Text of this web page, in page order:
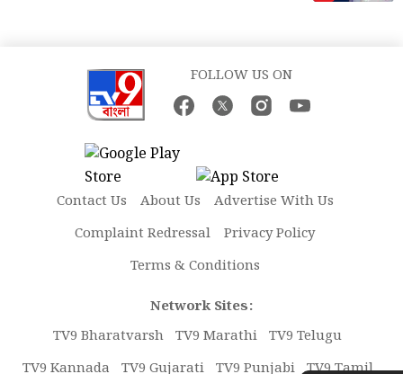
FOLLOW US ON
Contact Us About Us
Advertise With Us
Complaint Redressal
Privacy Policy
Terms & Conditions
Network Sites:
TV9 Bharatvarsh TV9 Marathi TV9 Telugu
TV9 Kannada TV9 Gujarati TV9 Punjabi TV9 Tamil